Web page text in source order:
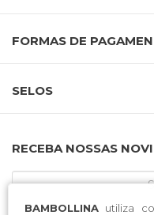
BAMBOLLINA utiliza
FORMAS DE
SELOS
RECEBA NOSSAS